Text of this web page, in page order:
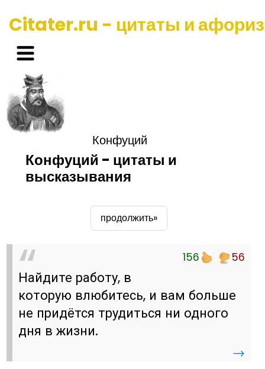
Citater.ru - цитаты и
Конфуций
Конфуций - цитаты и
высказывания
продолжить»
156 56
Найдите работу, в
которую влюбитесь, и вам больше
не придётся трудиться ни одного
дня в жизни.
→